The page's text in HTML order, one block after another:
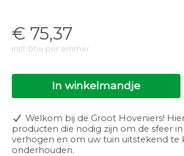
€ 75,37
incl. btw per emmer
In winkelmandje
Welkom bij de Groot Hoveniers!
producten die nodig zijn om de sfeer
verhogen en om uw tuin uitstekend te
onderhouden.